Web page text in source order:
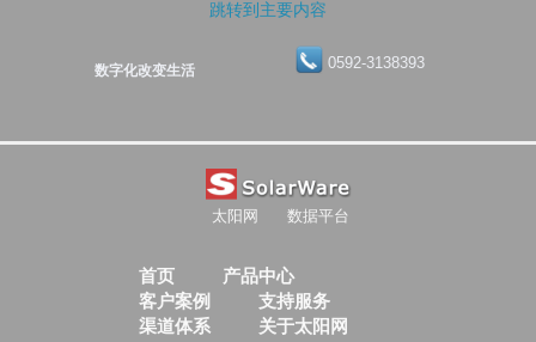
跳转到主要内容
数字化改变生活 0592-3138393
太阳网 数据平台
首页
产品中心
客户案例
支持服务
渠道体系
关于太阳网